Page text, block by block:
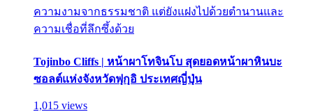
ความงามจากธรรมชาติ แต่ยังแฝงไปด้วยตำนานและ
ความเชื่อที่ลึกซึ้งด้วย
Tojinbo Cliffs | หน้าผาโทจินโบ สุดยอดหน้าผาหินบะ
ซอลต์แห่งจังหวัดฟุกุอิ ประเทศญี่ปุ่น
1,015 views